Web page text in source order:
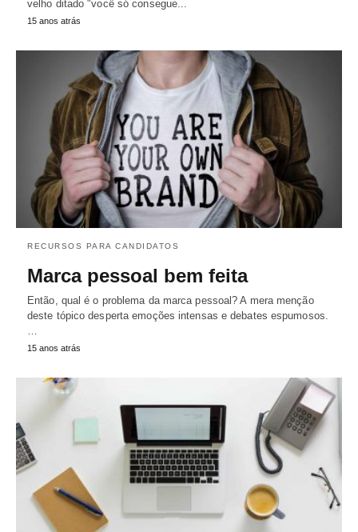
velho ditado "você só consegue...
15 anos atrás
RECURSOS PARA CANDIDATOS
Marca pessoal bem feita
Então, qual é o problema da marca pessoal? A mera menção
deste tópico desperta emoções intensas e debates espumosos.
15 anos atrás